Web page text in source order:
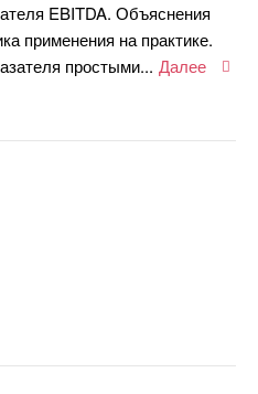
EBITDA. Объяснения
применения на практике.
простыми... Далее